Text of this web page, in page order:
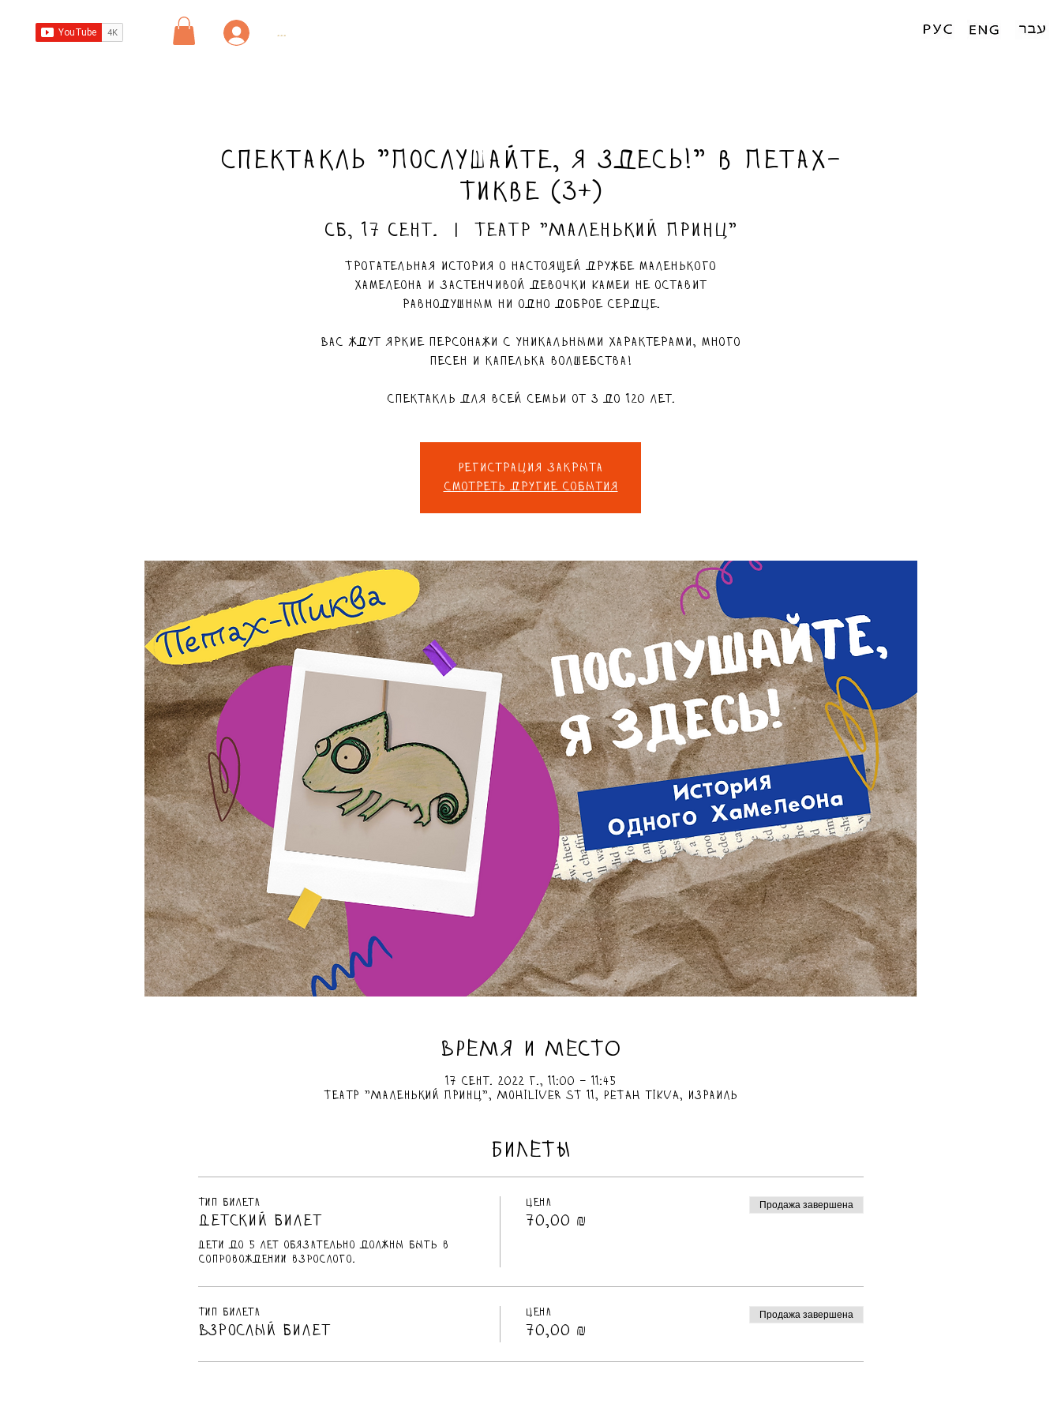
...
Спектакль "Послушайте, я здесь!" в Петах-
Тикве (3+)
сб, 17 сент.
  |
Театр "Маленький Принц"
Трогательная история о настоящей дружбе маленького
хамелеона и застенчивой девочки Камеи не оставит
равнодушным ни одно доброе сердце.
Вас ждут яркие персонажи с уникальными характерами, много
песен и капелька волшебства!
Спектакль для всей семьи от 3 до 120 лет.
Регистрация закрыта
Смотреть другие события
ВРЕМЯ И МЕСТО
17 сент. 2022 г., 11:00 – 11:45
Театр "Маленький Принц", Mohiliver St 11, Petah Tikva, Израиль
БИЛЕТЫ
Тип билета
Детский билет
Дети до 5 лет обязательно должны быть в
сопровождении взрослого.
Цена
70,00 ₪
Продажа завершена
Тип билета
Взрослый билет
Цена
70,00 ₪
Продажа завершена